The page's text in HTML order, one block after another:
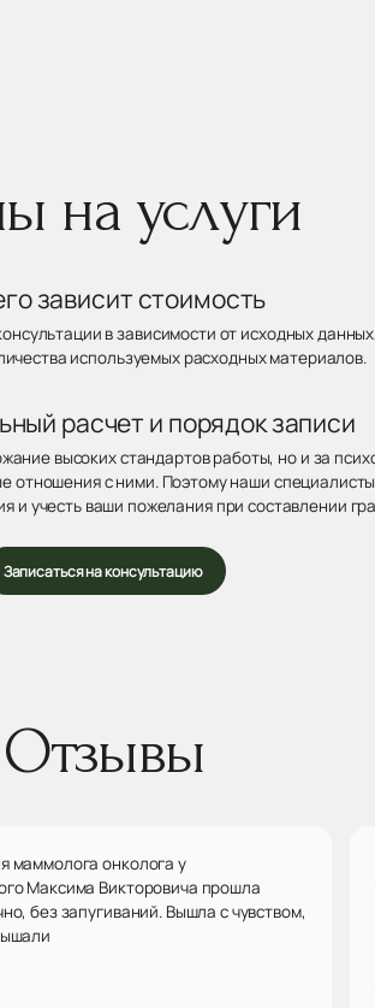
на услуги
зависит стоимость
в зависимости от исходных
используемых расходных материалов.
расчет и порядок записи
высоких стандартов работы, но и за
отношения с ними. Поэтому наши специалисты
и учесть ваши пожелания при составлении
Записаться на консультацию
Отзывы
маммолога онколога у
Максима Викторовича прошла
без запугиваний. Вышла с чувством,